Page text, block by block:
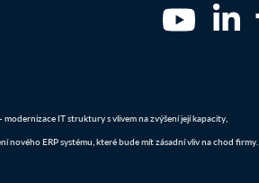
IT struktury s vlivem na zvýšení její kapacity,
nového ERP systému, které bude mít zásadní vliv na chod firmy.